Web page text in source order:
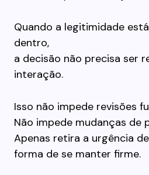
Quando a legitimidade
dentro,
a decisão não precisa ser
interação.
Isso não impede revisões
Não impede mudanças de
Apenas retira a urgência
forma de se manter firme.